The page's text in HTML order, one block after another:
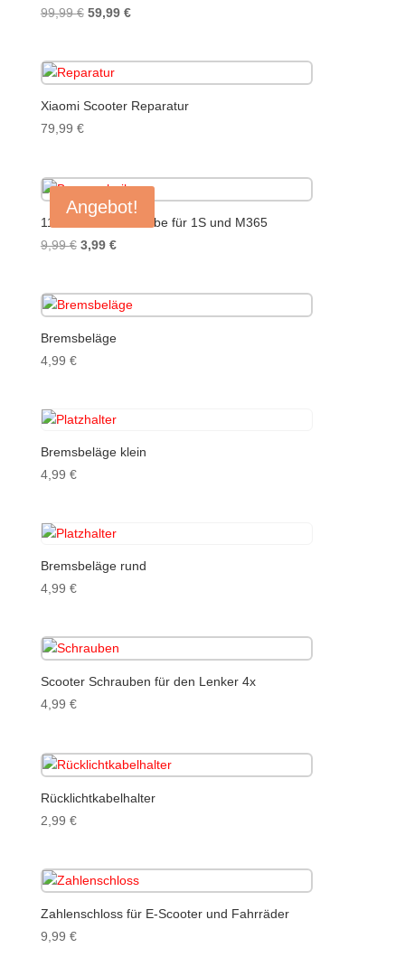
99,99€ Ursprünglicher
99,99 €
59,99 €Aktueller
Xiaomi Scooter Reparatur
79,99 €
Angebot!
110mm Bremsscheibe für 1S und M365
9,99€ Ursprünglicher
9,99 €
3,99 €Aktueller
3,99 €.
Bremsbeläge
4,99 €
Bremsbeläge klein
4,99 €
Bremsbeläge rund
4,99 €
Scooter Schrauben für den Lenker 4x
4,99 €
Rücklichtkabelhalter
2,99 €
Zahlenschloss für E-Scooter und Fahrräder
9,99 €